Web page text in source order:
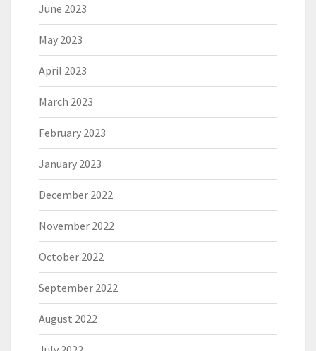
June 2023
May 2023
April 2023
March 2023
February 2023
January 2023
December 2022
November 2022
October 2022
September 2022
August 2022